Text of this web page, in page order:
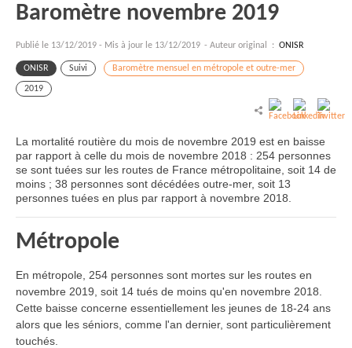
Baromètre novembre 2019
Publié le 13/12/2019 - Mis à jour le 13/12/2019 - Auteur original : ONISR
ONISR Suivi Baromètre mensuel en métropole et outre-mer
2019
La mortalité routière du mois de novembre 2019 est en baisse
par rapport à celle du mois de novembre 2018 : 254 personnes
se sont tuées sur les routes de France métropolitaine, soit 14 de
moins ; 38 personnes sont décédées outre-mer, soit 13
personnes tuées en plus par rapport à novembre 2018.
Métropole
En métropole, 254 personnes sont mortes sur les routes en
novembre 2019, soit 14 tués de moins qu'en novembre 2018.
Cette baisse concerne essentiellement les jeunes de 18-24 ans
alors que les séniors, comme l'an dernier, sont particulièrement
touchés.